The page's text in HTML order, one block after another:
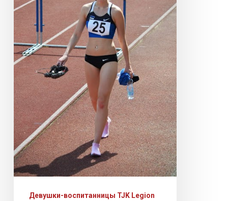
Девушки-воспитанницы TJK Legion